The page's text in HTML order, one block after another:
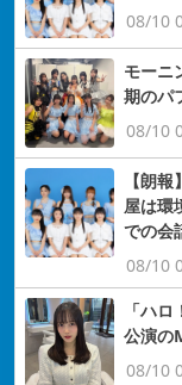
08/10
モーニ
期のパ
08/10
【朗
屋は環
での
08/10
「ハ
公演の
08/10